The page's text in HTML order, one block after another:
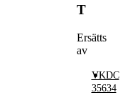
T
Ersätts
av
VKDC
35634